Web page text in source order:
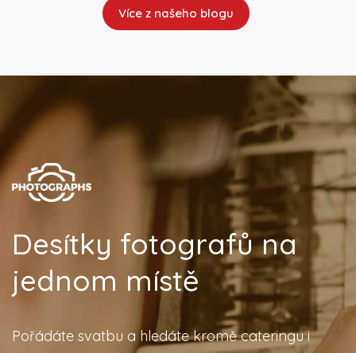
Více z našeho blogu
Desítky fotografů na
jednom místě
Pořádáte svatbu a hledáte kromě cateringu i